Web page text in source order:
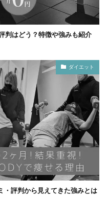
判はどう？特徴や強みも紹介
ダイエット
・評判から見えてきた強みとは